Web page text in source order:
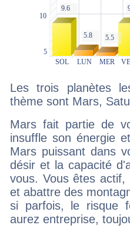
Les trois planètes
thème sont Mars,
Mars fait partie de
insuffle son énergie
Mars puissant dans
désir et la capacité
vous. Vous êtes
et abattre des
si parfois, le risque
aurez entreprise,